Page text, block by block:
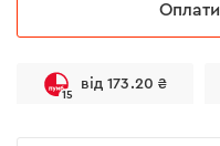
15
від 173.20 ₴